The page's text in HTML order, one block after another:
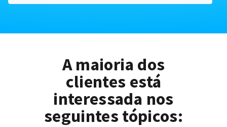
A maioria dos
clientes está
interessada nos
seguintes tópicos: